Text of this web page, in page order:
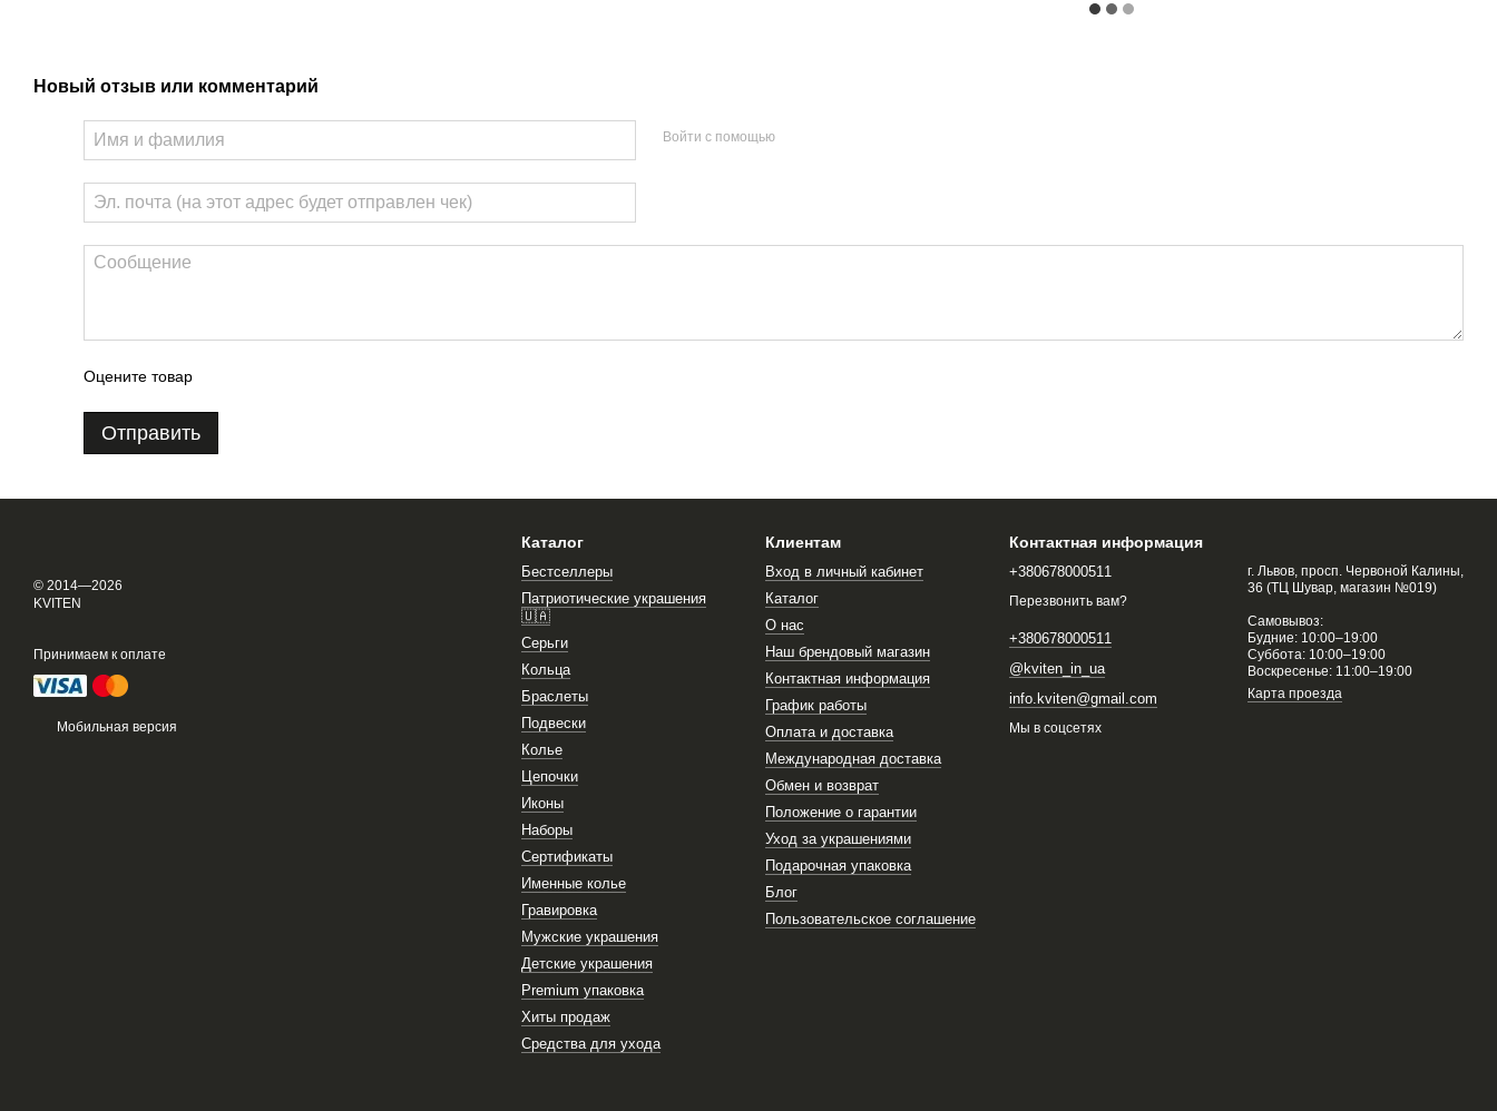
Новый отзыв или комментарий
Войти с помощью
Оцените товар
Отправить
© 2014—2026
KVITEN
Принимаем к оплате
Мобильная версия
Каталог
Бестселлеры
Патриотические украшения
🇺🇦
Серьги
Кольца
Браслеты
Подвески
Колье
Цепочки
Иконы
Наборы
Сертификаты
Именные колье
Гравировка
Мужские украшения
Детские украшения
Premium упаковка
Хиты продаж
Средства для ухода
Клиентам
Вход в личный кабинет
Каталог
О нас
Наш брендовый магазин
Контактная информация
График работы
Оплата и доставка
Международная доставка
Обмен и возврат
Положение о гарантии
Уход за украшениями
Подарочная упаковка
Блог
Пользовательское соглашение
Контактная информация
+380678000511
Перезвонить вам?
+380678000511
@kviten_in_ua
info.kviten@gmail.com
г. Львов, просп. Червоной Калины,
36 (ТЦ Шувар, магазин №019)
Самовывоз:
Будние: 10:00–19:00
Суббота: 10:00–19:00
Воскресенье: 11:00–19:00
Карта проезда
Мы в соцсетях